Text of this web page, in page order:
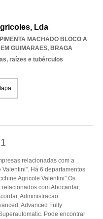
Lda
MACHADO BLOCO A
GUIMARAES, BRAGA
raízes e tubérculos
1
relacionadas com a
Há 6 departamentos
Agricole Valentini".Os
com Abocardar,
Administracao
Advanced Fully
Pode encontrar